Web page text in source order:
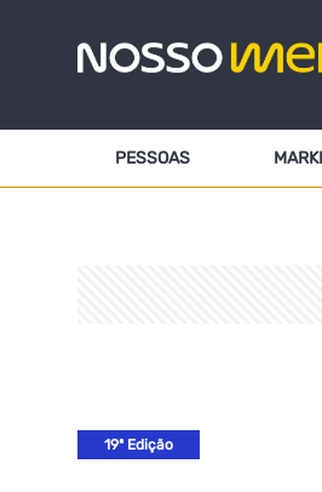
PESSOAS
19ª Edição